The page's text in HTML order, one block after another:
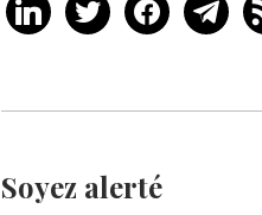
Soyez alerté